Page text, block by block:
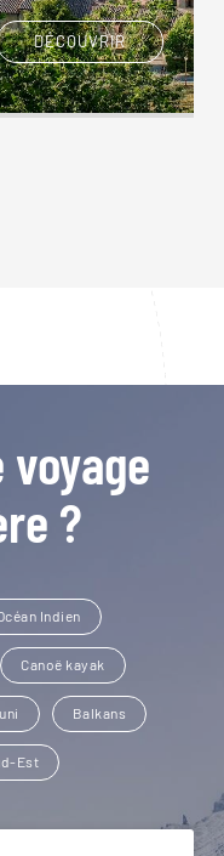
DÉCOUVRIR
?
Indien
Canoë kayak
Balkans
Est